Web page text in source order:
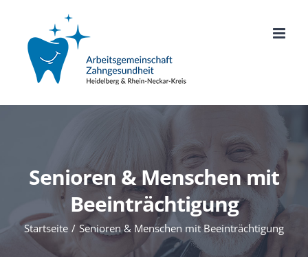
springen
Senioren & Menschen mit
Beeinträchtigung
Startseite Senioren & Menschen mit Beeinträchtigung